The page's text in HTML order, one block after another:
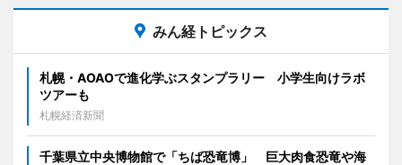
みん経トピックス
札幌・AOAOで進化学ぶスタンプラリー 小学生向けラボ
ツアーも
札幌経済新聞
千葉県立中央博物館で「ちば恐竜博」 巨大肉食恐竜や海